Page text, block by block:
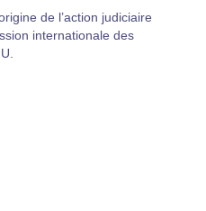
de l’action judiciaire
internationale des